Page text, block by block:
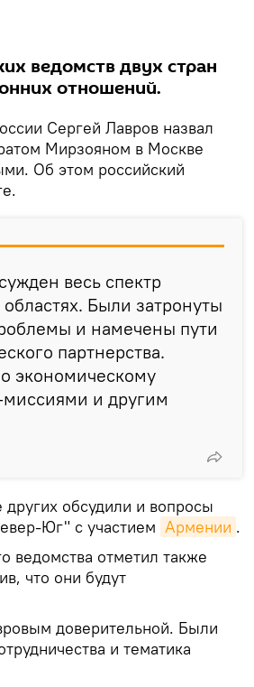
ведомств двух стран
отношений.
Сергей Лавров назвал
Мирзояном в Москве
Об этом российский
весь спектр
Были затронуты
и намечены пути
партнерства.
экономическому
и другим
обсудили и вопросы
Юг" с участием Армении .
ведомства отметил также
что они будут
доверительной. Были
и тематика